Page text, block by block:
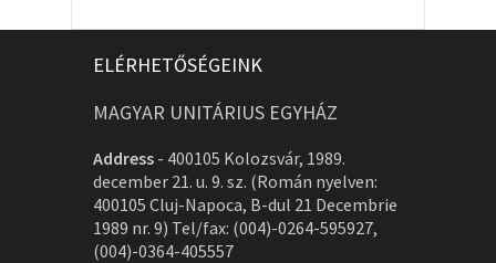
ELÉRHETŐSÉGEINK
MAGYAR UNITÁRIUS EGYHÁZ
Address - 400105 Kolozsvár, 1989.
december 21. u. 9. sz. (Román nyelven:
400105 Cluj-Napoca, B-dul 21 Decembrie
1989 nr. 9) Tel/fax: (004)-0264-595927,
(004)-0364-405557